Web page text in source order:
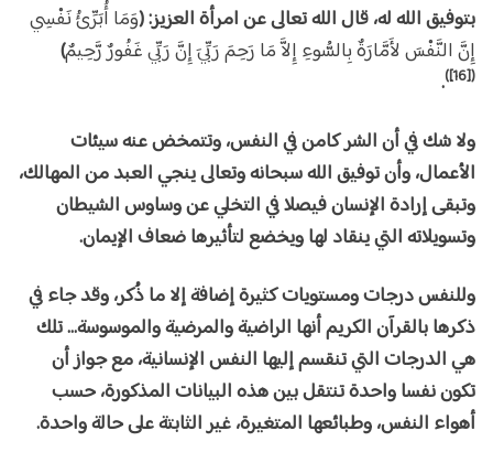
بتوفيق الله له، قال الله تعالى عن امرأة العزيز: (وَمَا أُبَرِّئُ نَفْسِي
إِنَّ النَّفْسَ لأَمَّارَةٌ بِالسُّوءِ إِلاَّ مَا رَحِمَ رَبِّيَ إِنَّ رَبِّي غَفُورٌ رَّحِيمٌ)
([16])
.
ولا شك في أن الشر كامن في النفس، وتتمخض عنه سيئات
الأعمال، وأن توفيق الله سبحانه وتعالى ينجي العبد من المهالك،
وتبقى إرادة الإنسان فيصلا في التخلي عن وساوس الشيطان
وتسويلاته التي ينقاد لها ويخضع لتأثيرها ضعاف الإيمان.
وللنفس درجات ومستويات كثيرة إضافة إلا ما ذُكر، وقد جاء في
ذكرها بالقرآن الكريم أنها الراضية والمرضية والموسوسة... تلك
هي الدرجات التي تنقسم إليها النفس الإنسانية، مع جواز أن
تكون نفسا واحدة تنتقل بين هذه البيانات المذكورة، حسب
أهواء النفس، وطبائعها المتغيرة، غير الثابتة على حالة واحدة.